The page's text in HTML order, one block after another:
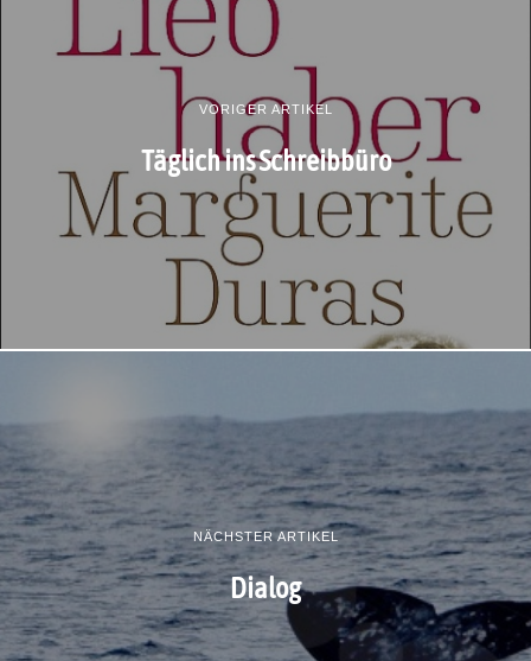
VORIGER ARTIKEL
Täglich ins Schreibbüro
NÄCHSTER ARTIKEL
Dialog